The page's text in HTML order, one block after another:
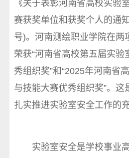
《关于表彰河南省高校实验
赛获奖单位和获奖个人的通
号)。河南测绘职业学院在两
荣获“河南省高校第五届实验
秀组织奖”和“2025年河南省
与技能大赛优秀组织奖”。这
扎实推进实验室安全工作的
实验室安全是学校事业高